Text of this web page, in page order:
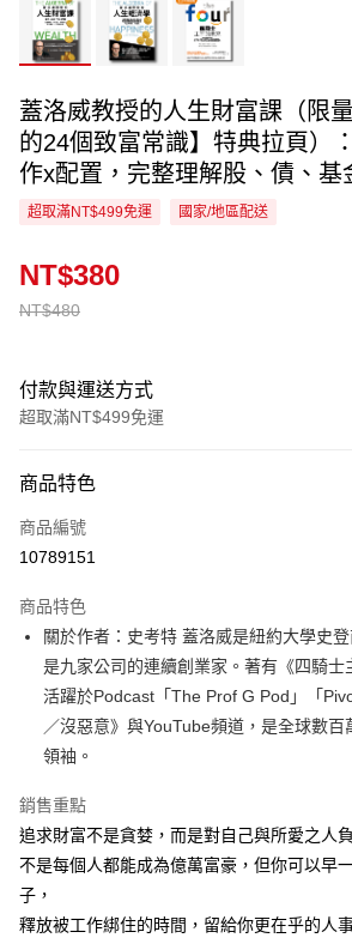
蓋洛威教授的人生財富課（限
的24個致富常識】特典拉頁）
作x配置，完整理解股、債、基
本邏輯，一生不為錢煩惱
超取滿NT$499免運 國家/地區配送
NT$480
NT$380
付款與運送方式
超取滿NT$499免運
信用卡一次付款
超商取貨付款
Apple Pay
街口支付
悠遊付
ATM付款
全家取貨付款
每筆NT$50，滿NT$499(含以上)免運費
付款後全家取貨
商品特色
商品編號
10789151
商品特色
關於作者：史考特 蓋洛威是紐約大學史
是九家公司的連續創業家。著有《四騎士
活躍於Podcast「The Prof G Pod」「
／沒惡意》與YouTube頻道，是全球數
領袖。
銷售重點
追求財富不是貪婪，而是對自己與所愛之人
不是每個人都能成為億萬富豪，但你可以早
子，
釋放被工作綁住的時間，留給你更在乎的人